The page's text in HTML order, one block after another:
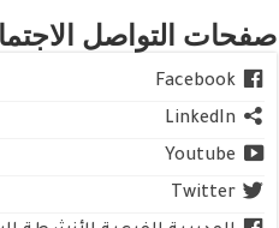
صفحات التواصل
Facebook
LinkedIn
Youtube
Twitter